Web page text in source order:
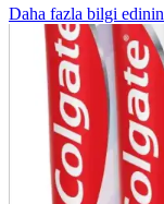
Daha fazla bilgi edinin